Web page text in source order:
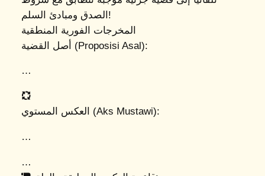
الصدق ومبادئ السلم!
المخرجات الفورية المنطقية
أصل القضية (Proposisi Asal):
…
العكس المستوي (Aks Mustawi):
…
…